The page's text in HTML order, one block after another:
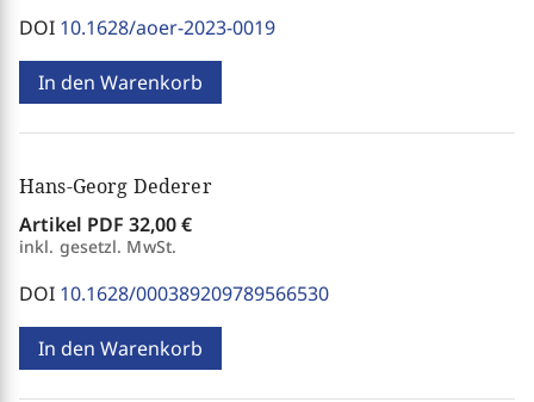
DOI 10.1628/aoer-2023-0019
In den Warenkorb
Hans-Georg Dederer
Artikel PDF 32,00 €
inkl. gesetzl. MwSt.
DOI 10.1628/000389209789566530
In den Warenkorb